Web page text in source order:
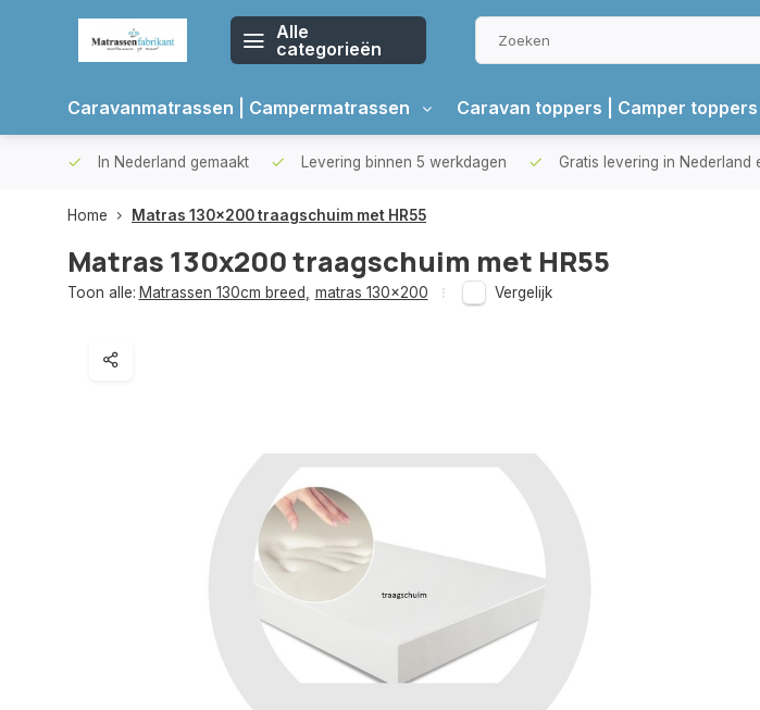
Alle
categorieën
Caravanmatrassen | Campermatrassen Caravan toppers | Camper toppers
In Nederland gemaakt Levering binnen 5 werkdagen Gratis levering in Nederland
Home Matras 130x200 traagschuim met HR55
Matras 130x200 traagschuim met HR55
Toon alle: Matrassen 130cm breed matras 130x200 Vergelijk